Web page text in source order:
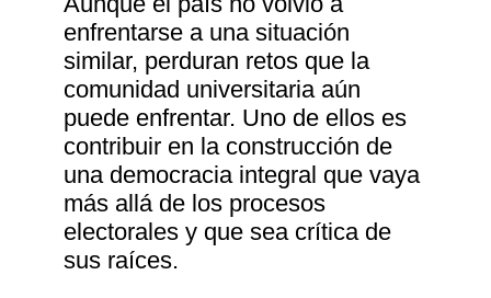
enfrentarse a una situación
similar, perduran retos que la
comunidad universitaria aún
puede enfrentar. Uno de ellos es
contribuir en la construcción de
una democracia integral que vaya
más allá de los procesos
electorales y que sea crítica de
sus raíces.